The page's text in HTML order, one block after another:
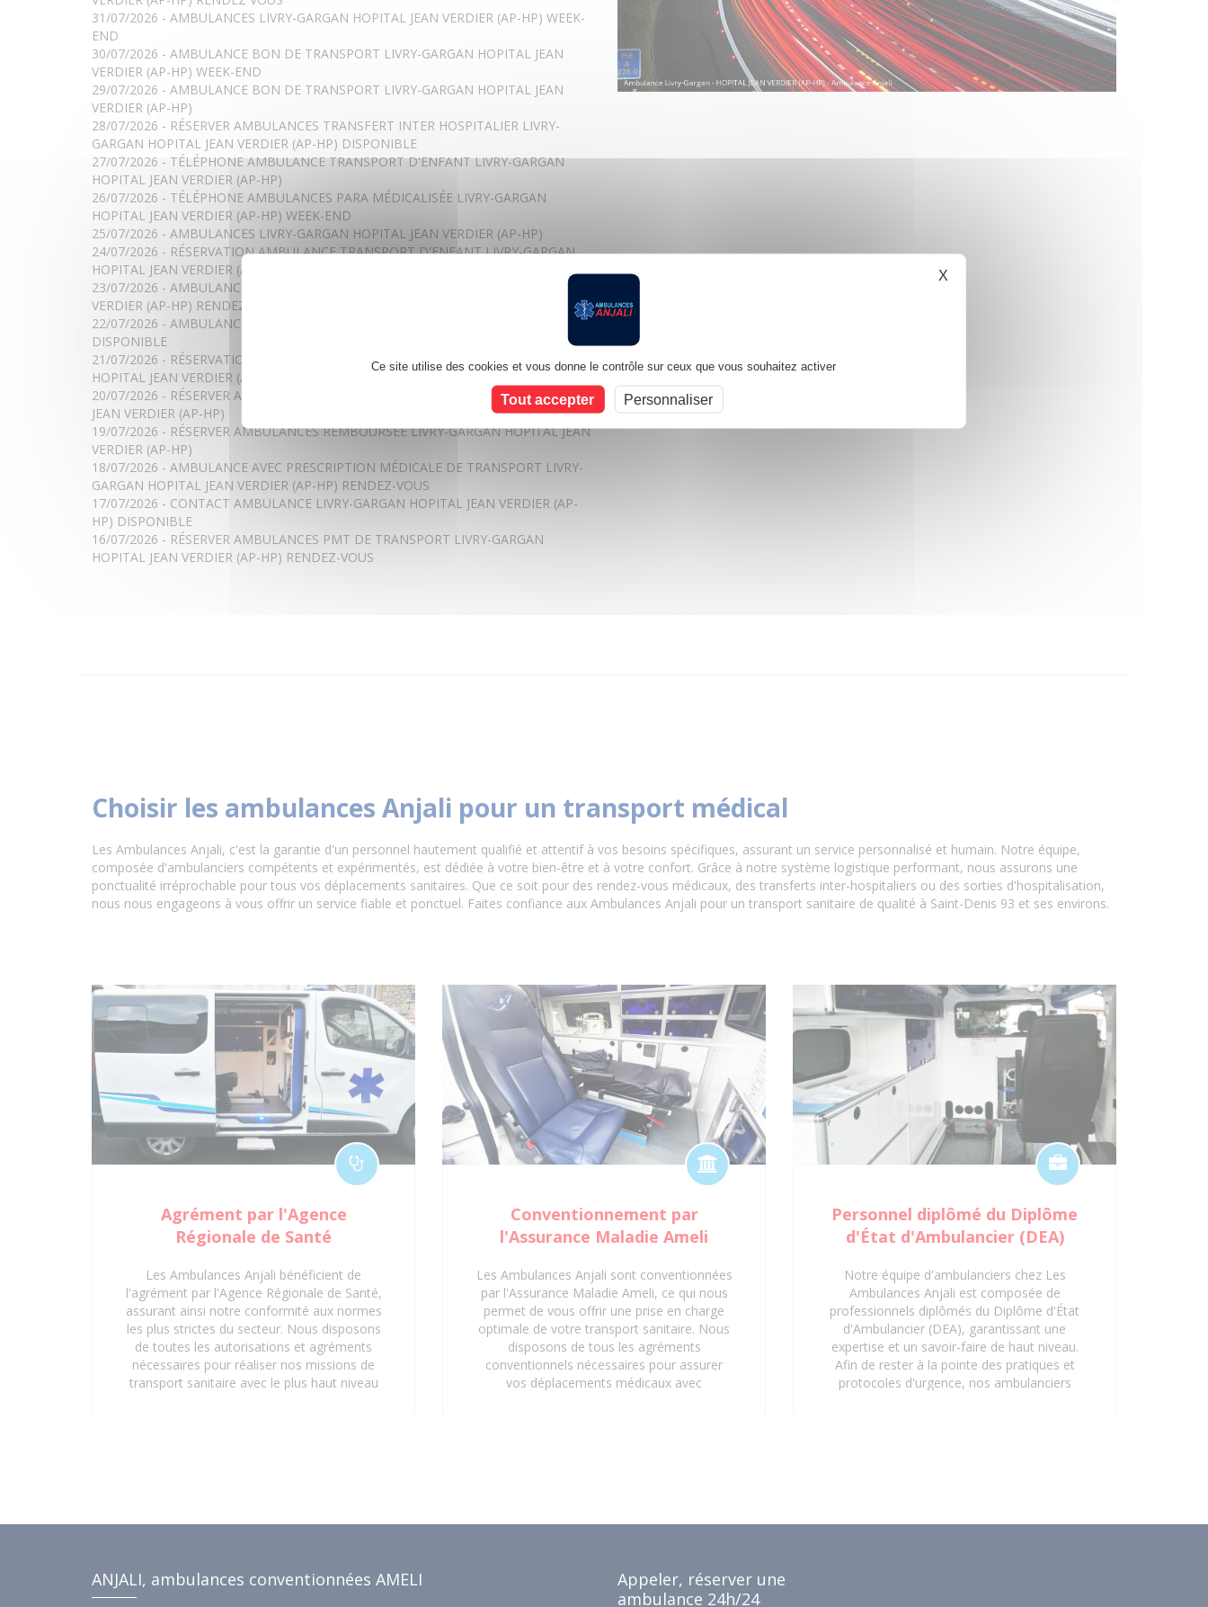
31/07/2026 - AMBULANCES LIVRY-GARGAN HOPITAL JEAN VERDIER (AP-HP) WEEK-
END
30/07/2026 - AMBULANCE BON DE TRANSPORT LIVRY-GARGAN HOPITAL JEAN
VERDIER (AP-HP) WEEK-END
29/07/2026 - AMBULANCE BON DE TRANSPORT LIVRY-GARGAN HOPITAL JEAN
VERDIER (AP-HP)
28/07/2026 - RÉSERVER AMBULANCES TRANSFERT INTER HOSPITALIER LIVRY-
GARGAN HOPITAL JEAN VERDIER (AP-HP) DISPONIBLE
27/07/2026 - TÉLÉPHONE AMBULANCE TRANSPORT D'ENFANT LIVRY-GARGAN
HOPITAL JEAN VERDIER (AP-HP)
26/07/2026 - TÉLÉPHONE AMBULANCES PARA MÉDICALISÉE LIVRY-GARGAN
HOPITAL JEAN VERDIER (AP-HP) WEEK-END
25/07/2026 - AMBULANCES LIVRY-GARGAN HOPITAL JEAN VERDIER (AP-HP)
24/07/2026 - RÉSERVATION AMBULANCE TRANSPORT D'ENFANT LIVRY-GARGAN
HOPITAL JEAN VERDIER (AP-HP) DISPONIBLE
23/07/2026 - AMBULANCES AVEC REMBOURSEMENT LIVRY-GARGAN HOPITAL JEAN
VERDIER (AP-HP) RENDEZ-VOUS
22/07/2026 - AMBULANCES LIVRY-GARGAN HOPITAL JEAN VERDIER (AP-HP)
DISPONIBLE
21/07/2026 - RÉSERVATION AMBULANCE PRISE EN CHARGE LIVRY-GARGAN
HOPITAL JEAN VERDIER (AP-HP)
20/07/2026 - RÉSERVER AMBULANCE PARA MÉDICALISÉE LIVRY-GARGAN HOPITAL
JEAN VERDIER (AP-HP)
19/07/2026 - RÉSERVER AMBULANCES REMBOURSÉE LIVRY-GARGAN HOPITAL JEAN
VERDIER (AP-HP)
18/07/2026 - AMBULANCE AVEC PRESCRIPTION MÉDICALE DE TRANSPORT LIVRY-
GARGAN HOPITAL JEAN VERDIER (AP-HP) RENDEZ-VOUS
17/07/2026 - CONTACT AMBULANCE LIVRY-GARGAN HOPITAL JEAN VERDIER (AP-
HP) DISPONIBLE
16/07/2026 - RÉSERVER AMBULANCES PMT DE TRANSPORT LIVRY-GARGAN
HOPITAL JEAN VERDIER (AP-HP) RENDEZ-VOUS
Choisir les ambulances Anjali pour un transport médical
Les Ambulances Anjali, c'est la garantie d'un personnel hautement qualifié et attentif à vos besoins spécifiques, assurant un service personnalisé et humain. Notre équipe,
composée d'ambulanciers compétents et expérimentés, est dédiée à votre bien-être et à votre confort. Grâce à notre système logistique performant, nous assurons une
ponctualité irréprochable pour tous vos déplacements sanitaires. Que ce soit pour des rendez-vous médicaux, des transferts inter-hospitaliers ou des sorties d'hospitalisation,
nous nous engageons à vous offrir un service fiable et ponctuel. Faites confiance aux Ambulances Anjali pour un transport sanitaire de qualité à Saint-Denis 93 et ses environs.
Agrément par l'Agence
Régionale de Santé
Les Ambulances Anjali bénéficient de
l'agrément par l'Agence Régionale de Santé,
assurant ainsi notre conformité aux normes
les plus strictes du secteur. Nous disposons
de toutes les autorisations et agréments
nécessaires pour réaliser nos missions de
transport sanitaire avec le plus haut niveau
agréments pour un service de transport
Conventionnement par
l'Assurance Maladie Ameli
Les Ambulances Anjali sont conventionnées
par l'Assurance Maladie Ameli, ce qui nous
permet de vous offrir une prise en charge
optimale de votre transport sanitaire. Nous
disposons de tous les agréments
conventionnels nécessaires pour assurer
vos déplacements médicaux avec
transport sanitaire conventionné et de
Personnel diplômé du Diplôme
d'État d'Ambulancier (DEA)
Notre équipe d'ambulanciers chez Les
Ambulances Anjali est composée de
professionnels diplômés du Diplôme d'État
d'Ambulancier (DEA), garantissant une
expertise et un savoir-faire de haut niveau.
Afin de rester à la pointe des pratiques et
protocoles d'urgence, nos ambulanciers
confiance à notre personnel qualifié pour
ANJALI, ambulances conventionnées AMELI
Appeler, réserver une
ambulance 24h/24
Ce site utilise des cookies et vous donne le contrôle sur ceux que vous souhaitez activer
Tout accepter Personnaliser
X